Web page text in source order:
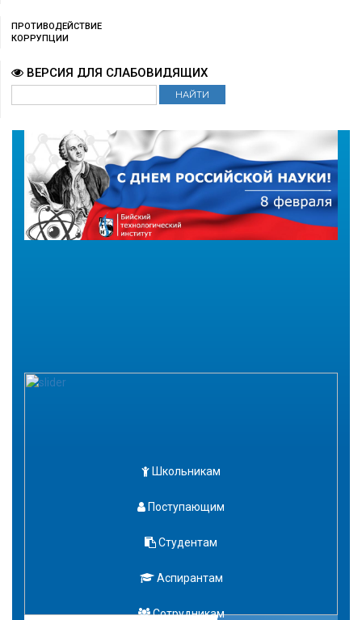
ПРОТИВОДЕЙСТВИЕ
КОРРУПЦИИ
ВЕРСИЯ ДЛЯ СЛАБОВИДЯЩИХ
Школьникам
Поступающим
Студентам
Аспирантам
Сотрудникам